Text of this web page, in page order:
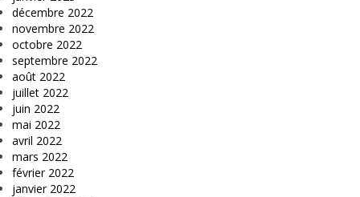
décembre 2022
novembre 2022
octobre 2022
septembre 2022
août 2022
juillet 2022
juin 2022
mai 2022
avril 2022
mars 2022
février 2022
janvier 2022